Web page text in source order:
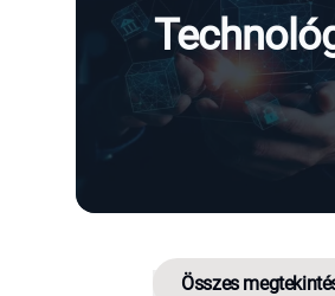
Összes